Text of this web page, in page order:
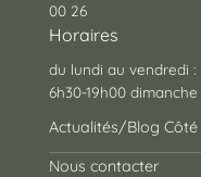
00 26
Horaires
du lundi au vendredi :
6h30-19h00 dimanche
Actualités/Blog Côté
Nous contacter